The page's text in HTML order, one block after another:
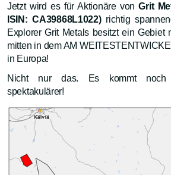
Jetzt wird es für Aktionäre vonGrit
ISIN: CA39868L1022)richtig
Explorer Grit Metals besitzt ein Gebiet
mitten in dem AM
in Europa!
Nicht nur das. Es kommt noch
spektakulärer!